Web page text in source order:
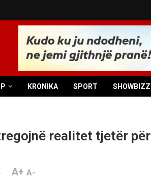
KRONIKA SPORT SHOWBIZZ
realitet tjetër për
A+ A-